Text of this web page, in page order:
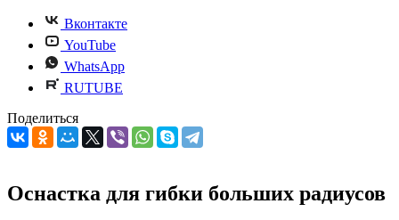
Вконтакте
YouTube
WhatsApp
RUTUBE
Поделиться
Оснастка для гибки больших радиусов